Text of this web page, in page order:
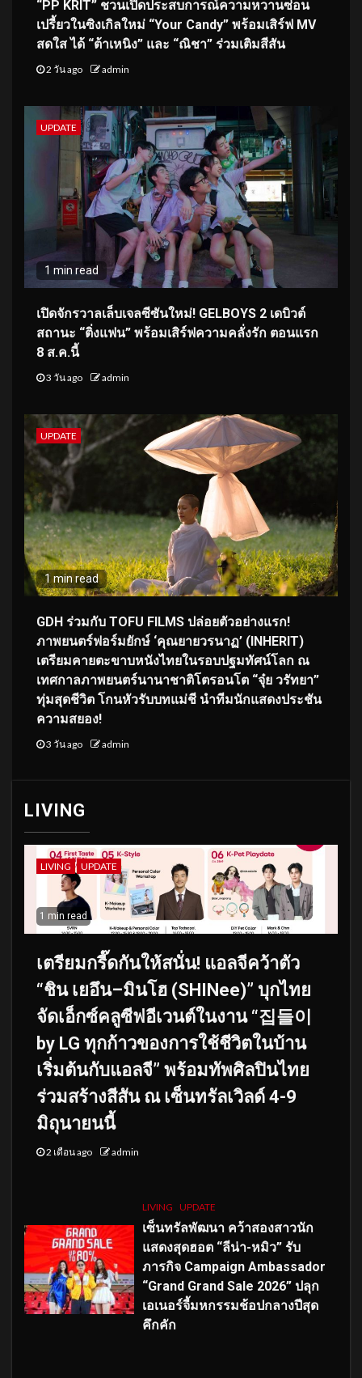
“PP KRIT” ชวนเปิดประสบการณ์ความหวานซ่อน
เปรี้ยวในซิงเกิลใหม่ “Your Candy” พร้อมเสิร์ฟ MV
สดใส ได้ “ต้าเหนิง” และ “ณิชา” ร่วมเติมสีสัน
2 วัน ago admin
UPDATE
1 min read
เปิดจักรวาลเล็บเจลซีซันใหม่! GELBOYS 2 เดบิวต์
สถานะ “ติ่งแฟน” พร้อมเสิร์ฟความคลั่งรัก ตอนแรก
8 ส.ค.นี้
3 วัน ago admin
UPDATE
1 min read
GDH ร่วมกับ TOFU FILMS ปล่อยตัวอย่างแรก!
ภาพยนตร์ฟอร์มยักษ์ ‘คุณยายวรนาฏ’ (INHERIT)
เตรียมคายตะขาบหนังไทยในรอบปฐมทัศน์โลก ณ
เทศกาลภาพยนตร์นานาชาติโตรอนโต “จุ๋ย วรัทยา”
ทุ่มสุดชีวิต โกนหัวรับบทแม่ชี นำทีมนักแสดงประชัน
ความสยอง!
3 วัน ago admin
LIVING
LIVING UPDATE
1 min read
เตรียมกรี๊ดกันให้สนั่น! แอลจีคว้าตัว
“ชิน เยอึน–มินโฮ (SHINee)” บุกไทย
จัดเอ็กซ์คลูซีฟอีเวนต์ในงาน “집들이
by LG ทุกก้าวของการใช้ชีวิตในบ้าน
เริ่มต้นกับแอลจี” พร้อมทัพศิลปินไทย
ร่วมสร้างสีสัน ณ เซ็นทรัลเวิลด์ 4-9
มิถุนายนนี้
2 เดือน ago admin
LIVING UPDATE
เซ็นทรัลพัฒนา คว้าสองสาวนัก
แสดงสุดฮอต “ลีน่า-หมิว” รับ
ภารกิจ Campaign Ambassador
“Grand Grand Sale 2026” ปลุก
เอเนอร์จี้มหกรรมช้อปกลางปีสุด
คึกคัก